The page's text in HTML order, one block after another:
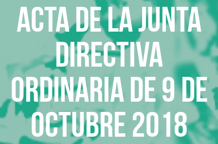
Acta de la Junta
Directiva
Ordinaria de 9 de
octubre 2018